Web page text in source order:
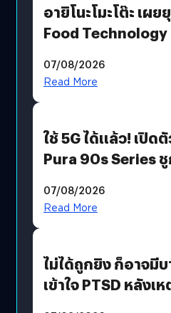
อายิโนะโมะโต๊ะ เผ
Food Technology
บริโภคและ B2B
07/08/2026
Read More
ใช้ 5G ได้แล้ว! เปิด
Pura 90s Series
07/08/2026
Read More
ไม่ได้ถูกยิง ก็อาจมี
เข้าใจ PTSD หลังเ